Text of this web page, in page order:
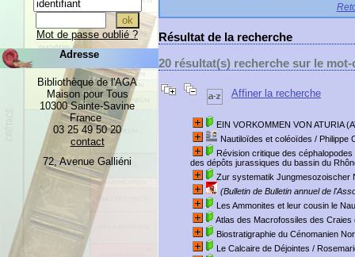
Résultat de la recherche
20 résultat(s) recherche sur le
Affiner la recherche
EIN VORKOMMEN VON ATURIA
Nautiloïdes et coléoïdes / Philippe
Révision critique des
des dépôts jurassiques du bassin du
Zur systematik Jungmesozoischer
(Bulletin de Bulletin annuel de
Les Ammonites et leur cousin le
Atlas des Macrofossiles des Craies
Biostratigraphie du Cénomanien
Le Calcaire de Déjointes /
Mot de passe oublié ?
Adresse
Bibliothèque de l'AGA
Maison pour Tous
10300 Sainte-Savine
France
03 25 49 50 20
contact
72, Avenue Galliéni